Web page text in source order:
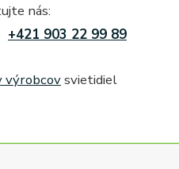
nás:
+421 903 22 99 89
výrobcovsvietidiel